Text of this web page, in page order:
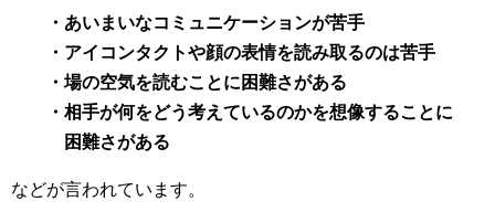
・あいまいなコミュニケーションが苦手
・アイコンタクトや顔の表情を読み取るのは苦手
・場の空気を読むことに困難さがある
・相手が何をどう考えているのかを想像することに
困難さがある
などが言われています。